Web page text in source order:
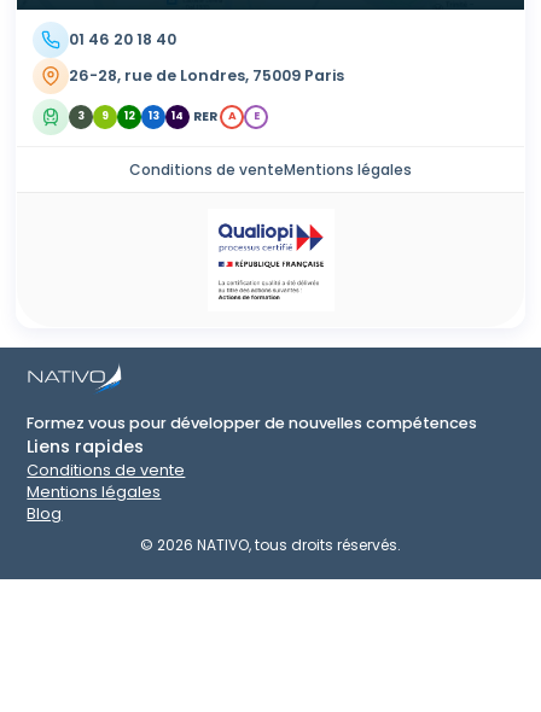
01 46 20 18 40
26-28, rue de Londres, 75009 Paris
3 9 12 13 14 RER A E
Conditions de venteMentions légales
Formez vous pour développer de nouvelles compétences
Liens rapides
Conditions de vente
Mentions légales
Blog
© 2026 NATIVO, tous droits réservés.